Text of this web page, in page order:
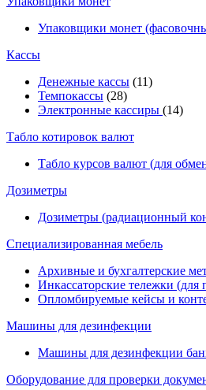
Упаковщики монет
Кассы
Денежные кассы (11)
Темпокассы (28)
Электронные кассиры (14)
Табло котировок валют
Табло курсов валют (для
Дозиметры
Дозиметры (радиационный
Специализированная мебель
Архивные и бухгалтерские
Инкассаторские тележки (для
Опломбируемые кейсы и
Машины для дезинфекции
Машины для дезинфекции
Оборудование для проверки